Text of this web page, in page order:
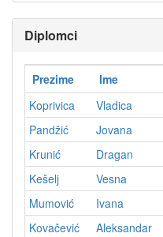
Diplomci
Prezime Ime
Koprivica
Vladica
Pandžić
Jovana
Krunić
Dragan
Kešelj
Vesna
Mumović
Ivana
Kovačević
Aleksandar